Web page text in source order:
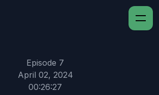
Episode 7
April 02, 2024
00:26:27